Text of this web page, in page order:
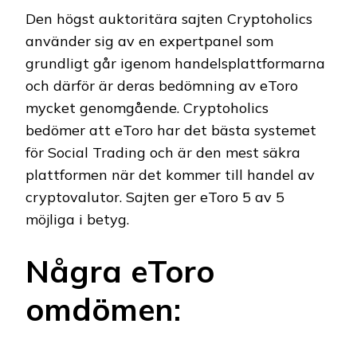
Den högst auktoritära sajten Cryptoholics
använder sig av en expertpanel som
grundligt går igenom handelsplattformarna
och därför är deras bedömning av eToro
mycket genomgående. Cryptoholics
bedömer att eToro har det bästa systemet
för Social Trading och är den mest säkra
plattformen när det kommer till handel av
cryptovalutor. Sajten ger eToro 5 av 5
möjliga i betyg.
Några eToro
omdömen: